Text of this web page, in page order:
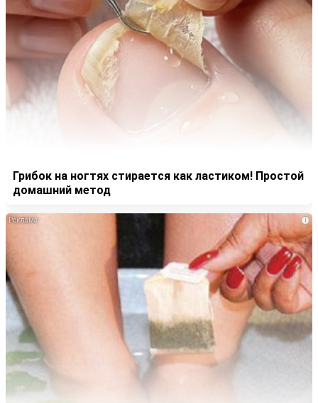
Грибок на ногтях стирается как ластиком! Простой
домашний метод
i